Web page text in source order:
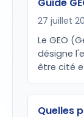
27 juillet
Le GEO
désigne
être cité
Quelles